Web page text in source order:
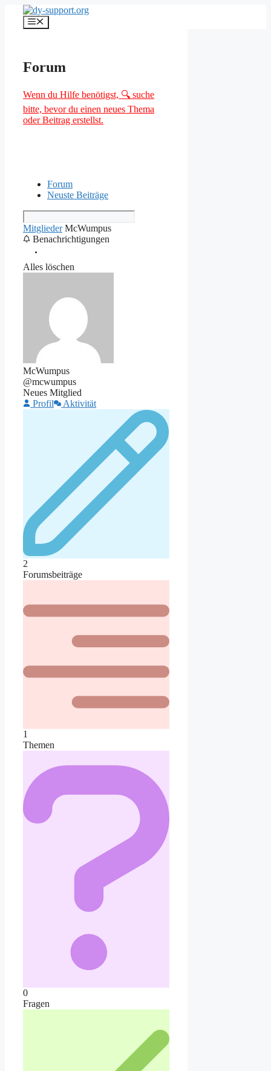
Inhalt
springen
Menü
Forum
Wenn du Hilfe benötigst, 🔍 suche
bitte, bevor du einen neues Thema
oder Beitrag erstellst.
Forum
Neuste Beiträge
Mitglieder McWumpus
Benachrichtigungen
Alles löschen
McWumpus
@mcwumpus
Neues Mitglied
Profil
Aktivität
2
Forumsbeiträge
1
Themen
0
Fragen